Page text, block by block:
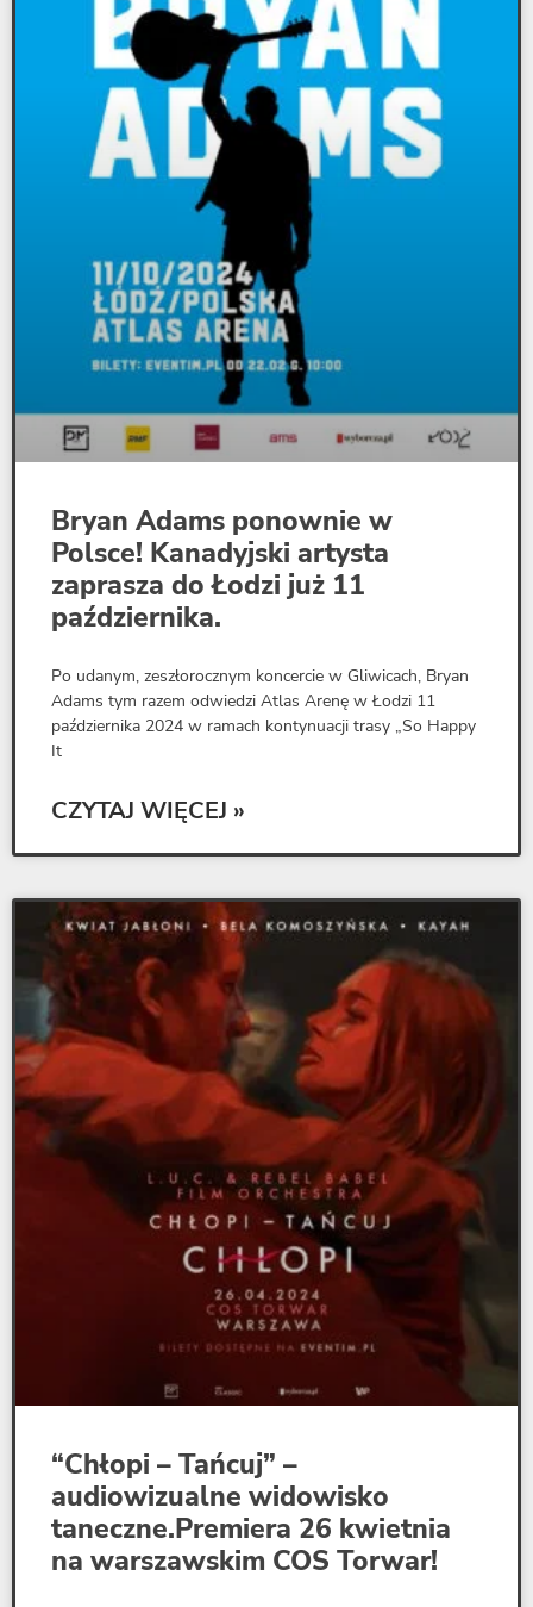
Bryan Adams ponownie w
Polsce! Kanadyjski artysta
zaprasza do Łodzi już 11
października.
Po udanym, zeszłorocznym koncercie w Gliwicach, Bryan
Adams tym razem odwiedzi Atlas Arenę w Łodzi 11
października 2024 w ramach kontynuacji trasy „So Happy
It
CZYTAJ WIĘCEJ »
“Chłopi – Tańcuj” –
audiowizualne widowisko
taneczne.Premiera 26 kwietnia
na warszawskim COS Torwar!